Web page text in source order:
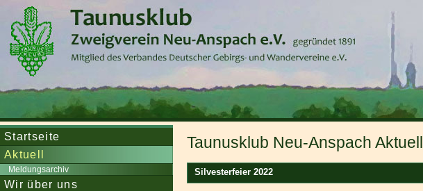
Startseite
Aktuell
Meldungsarchiv
Wir über uns
Taunusklub Neu-Anspach Aktuell
Silvesterfeier 2022